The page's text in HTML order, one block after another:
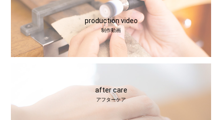
production video
制作動画
after care
アフターケア